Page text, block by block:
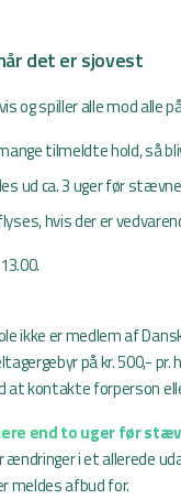
det er sjovest
og spiller alle mod alle
tilmeldte hold, så
ud ca. 3 uger før
hvis der er
ikke er medlem af
på kr. 500,- pr.
at kontakte forperson
end to uger før
i et allerede
meldes afbud for.